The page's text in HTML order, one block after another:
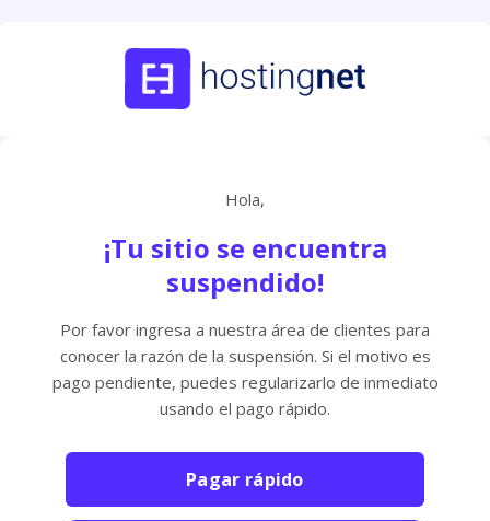
Hola,
¡Tu sitio se encuentra
suspendido!
Por favor ingresa a nuestra área de clientes para
conocer la razón de la suspensión. Si el motivo es
pago pendiente, puedes regularizarlo de inmediato
usando el pago rápido.
Pagar rápido